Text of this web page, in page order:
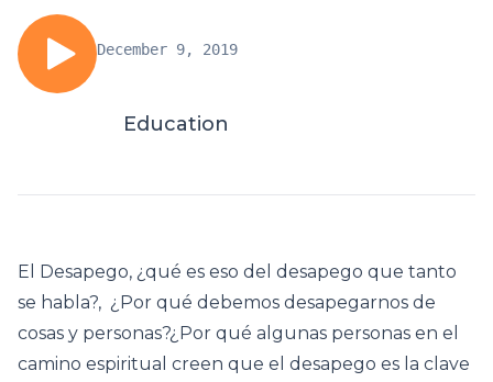
December 9, 2019
Education
El Desapego, ¿qué es eso del desapego que tanto
se habla?, ¿Por qué debemos desapegarnos de
cosas y personas?¿Por qué algunas personas en el
camino espiritual creen que el desapego es la clave